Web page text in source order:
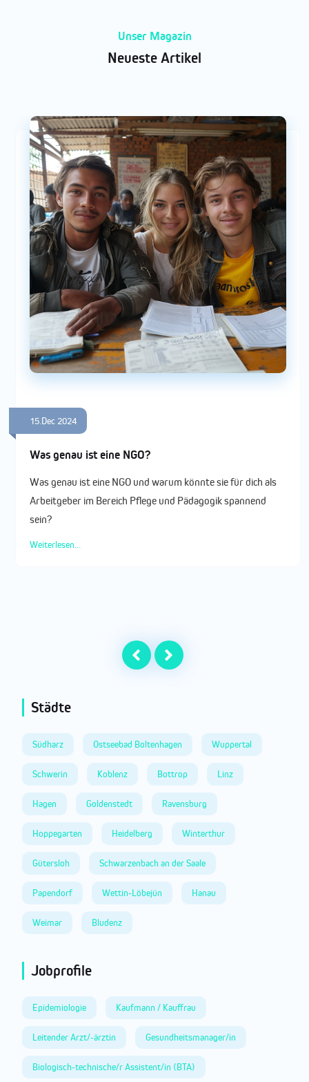
Unser Magazin
Neueste Artikel
15.Dec 2024
Was genau ist eine NGO?
Was genau ist eine NGO und warum könnte sie für dich als
Arbeitgeber im Bereich Pflege und Pädagogik spannend
sein?
Weiterlesen...
Städte
Südharz Ostseebad Boltenhagen Wuppertal
Schwerin Koblenz Bottrop Linz
Hagen Goldenstedt Ravensburg
Hoppegarten Heidelberg Winterthur
Gütersloh Schwarzenbach an der Saale
Papendorf Wettin-Löbejün Hanau
Weimar Bludenz
Jobprofile
Epidemiologie Kaufmann / Kauffrau
Leitender Arzt/-ärztin Gesundheitsmanager/in
Biologisch-technische/r Assistent/in (BTA)